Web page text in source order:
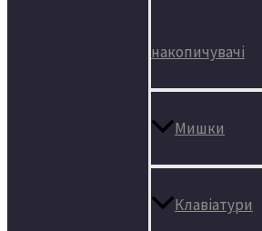
накопичувачі
Мишки
Клавіатури